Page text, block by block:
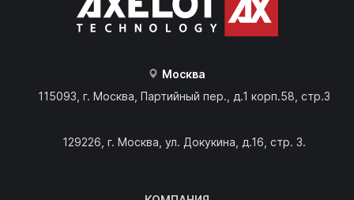
Москва
115093, г. Москва, Партийный пер., д.1 корп.58, стр.3
129226, г. Москва, ул. Докукина, д.16, стр. 3.